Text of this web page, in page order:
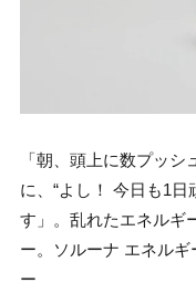
「朝、頭上に数プッ
に、“よし！ 今日も1
す」。乱れたエネルギ
ー。ソルーナ エネル
ー